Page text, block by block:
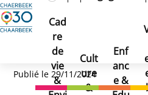
Cad
re
de
vie
&
Cult
ure
&
Enf
anc
e &
(avenue)
(avenue)
Publié le 29/11/2024